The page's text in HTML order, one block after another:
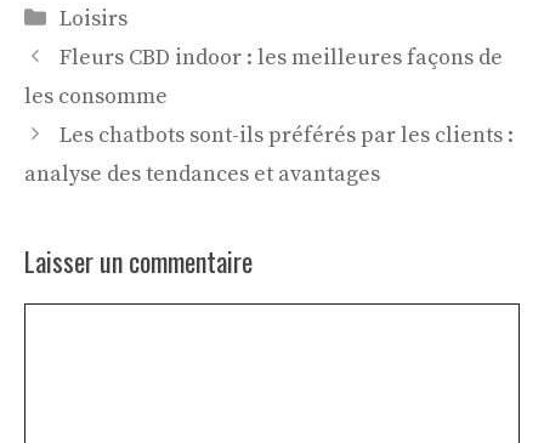
Catégories
Loisirs
Fleurs CBD indoor : les meilleures façons de
les consomme
Les chatbots sont-ils préférés par les clients :
analyse des tendances et avantages
Laisser un commentaire